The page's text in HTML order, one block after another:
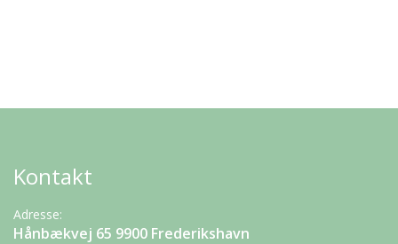
Kontakt
Adresse:
Hånbækvej 65 9900 Frederikshavn